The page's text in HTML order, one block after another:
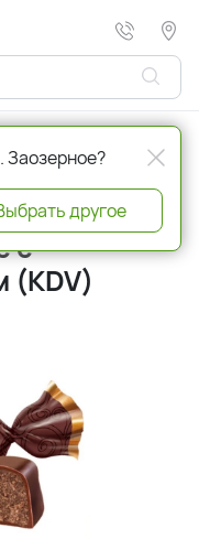
Конфеты
с
Заозерное?
другое